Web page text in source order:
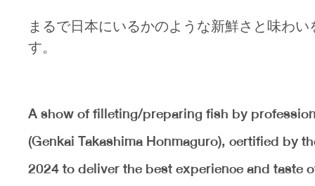
まるで日本にいるかのような新鮮さと味わ
す。
A show of filleting/preparing fish by
(Genkai Takashima Honmaguro), certified by
2024 to deliver the best experience and taste